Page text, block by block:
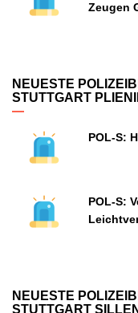
Zeugen
NEUESTE
STUTTGART
POL-S:
POL-S:
NEUESTE
STUTTGART